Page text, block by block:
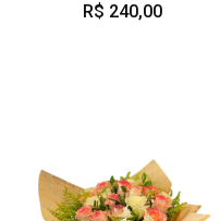
R$ 240,00